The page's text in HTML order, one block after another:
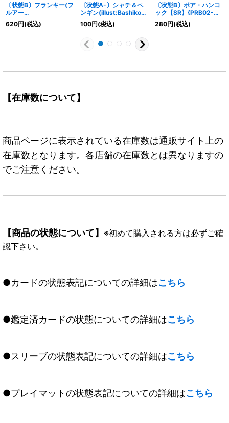
〔状態B〕フランキー(フ
ルアー
ト/foil/illust:DAI-XT.)
【UC】{OP01-021}
620円(税込)
〔状態A-〕シャチ＆ペ
ンギン(illust:Bashikou)
【C】{ST10-008}
100円(税込)
〔状態B〕ボア・ハンコ
ック【SR】{PRB02-
017}
280円(税込)
【在庫数について】
商品ページに表示されている在庫数は通販サイト上の
在庫数となります。各店舗の在庫数とは異なりますの
でご注意ください。
【商品の状態について】 ※初めて購入される方は必ずご確
認下さい。
●カードの状態表記についての詳細はこちら
●鑑定済カードの状態についての詳細はこちら
●スリーブの状態表記についての詳細はこちら
●プレイマットの状態表記についての詳細はこちら